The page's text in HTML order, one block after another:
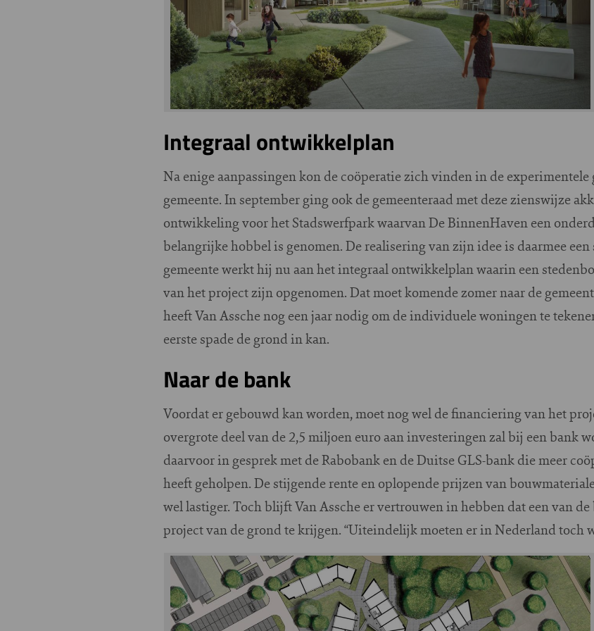
Integraal ontwikkelplan
Na enige aanpassingen kon de coöperatie zich vinden in de
gemeente. In september ging ook de gemeenteraad met deze zienswijze
ontwikkeling voor het Stadswerfpark waarvan De BinnenHaven een
belangrijke hobbel is genomen. De realisering van zijn idee is daarmee
gemeente werkt hij nu aan het integraal ontwikkelplan waarin een
van het project zijn opgenomen. Dat moet komende zomer naar de
heeft Van Assche nog een jaar nodig om de individuele woningen te
eerste spade de grond in kan.
Naar de bank
Voordat er gebouwd kan worden, moet nog wel de financiering van het
overgrote deel van de 2,5 miljoen euro aan investeringen zal bij een bank
daarvoor in gesprek met de Rabobank en de Duitse GLS-bank die meer
heeft geholpen. De stijgende rente en oplopende prijzen van
wel lastiger. Toch blijft Van Assche er vertrouwen in hebben dat een van
project van de grond te krijgen. “Uiteindelijk moeten er in Nederland toch
Image